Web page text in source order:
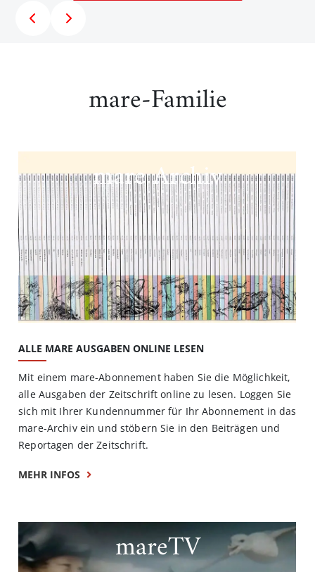
mare-Familie
mare Archiv
ALLE MARE AUSGABEN ONLINE LESEN
Mit einem mare-Abonnement haben Sie die Möglichkeit,
alle Ausgaben der Zeitschrift online zu lesen. Loggen Sie
sich mit Ihrer Kundennummer für Ihr Abonnement in das
mare-Archiv ein und stöbern Sie in den Beiträgen und
Reportagen der Zeitschrift.
MEHR INFOS
mareTV